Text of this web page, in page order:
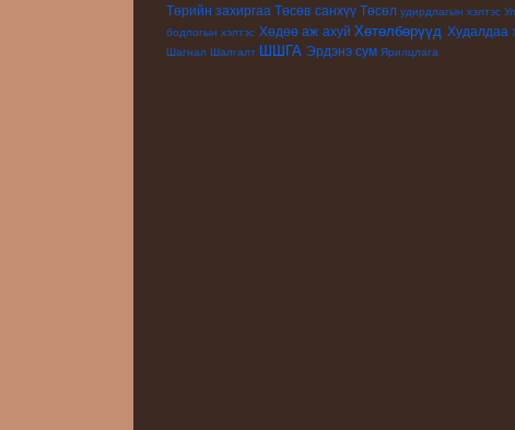
Төрийн захиргаа Төсөв санхүү Төсөл удирдлагын хэлтэс
бодлогын хэлтэс Хөдөө аж ахуй Хөтөлбөрүүд Худалдаа
Шагнал Шалгалт ШШГА Эрдэнэ сум Ярилцлага